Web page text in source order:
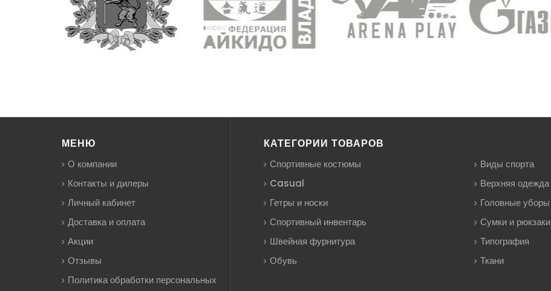
МЕНЮ
О компании
Контакты и дилеры
Личный кабинет
Доставка и оплата
Акции
Отзывы
Политика обработки персональных
КАТЕГОРИИ ТОВАРОВ
Спортивные костюмы
Casual
Гетры и носки
Спортивный инвентарь
Швейная фурнитура
Обувь
Виды спорта
Верхняя одежда
Головные уборы
Сумки и рюкзаки
Типография
Ткани